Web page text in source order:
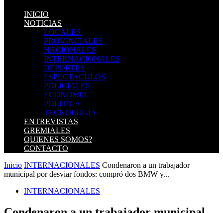
INICIO
NOTICIAS
LOCALES
PROVINCIALES
NACIONALES
INTERNACIONALES
DEPORTES
ESPECTACULOS
POLICIALES
ECONOMIA
POLITICA
TECNOLOGIA
ENTREVISTAS
GREMIALES
QUIENES SOMOS?
CONTACTO
Inicio INTERNACIONALES Condenaron a un trabajador
municipal por desviar fondos: compró dos BMW y...
INTERNACIONALES